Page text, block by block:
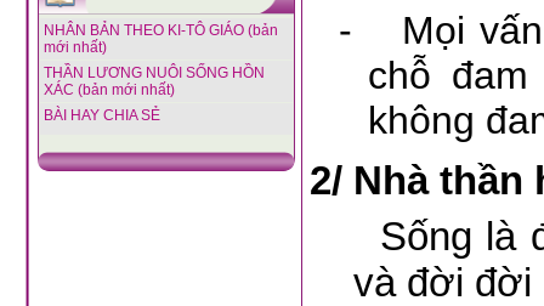
NHÂN BẢN THEO KI-TÔ GIÁO (bản
mới nhất)
THẦN LƯƠNG NUÔI SỐNG HỒN
XÁC (bản mới nhất)
BÀI HAY CHIA SẺ
-
Mọi
chỗ
không
2/ Nhà thần
Sống là
và đời đời